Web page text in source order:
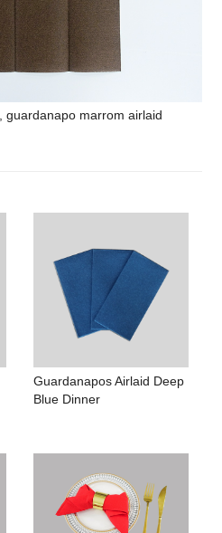
guardanapo marrom airlaid
Guardanapos Airlaid Deep
Blue Dinner